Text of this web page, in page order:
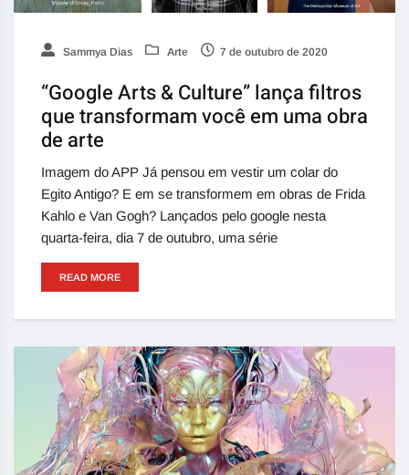
Sammya Dias Arte 7 de outubro de 2020
“Google Arts & Culture” lança filtros
que transformam você em uma obra
de arte
Imagem do APP Já pensou em vestir um colar do
Egito Antigo? E em se transformem em obras de Frida
Kahlo e Van Gogh? Lançados pelo google nesta
quarta-feira, dia 7 de outubro, uma série
READ MORE